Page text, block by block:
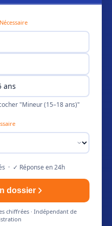
Nécessaire
ans
"Mineur (15–18 ans)"
· ✓ Réponse en 24h
dossier
chiffrées · Indépendant de